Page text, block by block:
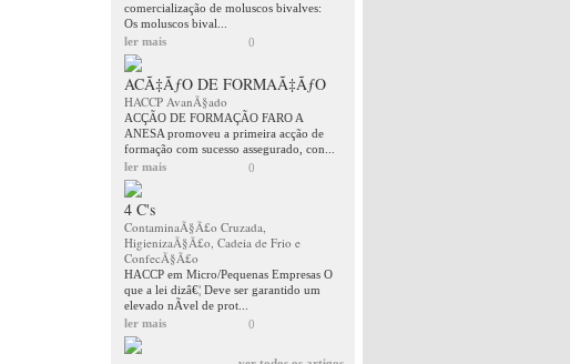
comercialização de moluscos bivalves:
Os moluscos bival...
ler mais
0
ACÃ‡ÃƒO DE FORMAÃ‡ÃƒO
HACCP AvanÃ§ado
ACÇÃO DE FORMAÇÃO FARO A
ANESA promoveu a primeira acção de
formação com sucesso assegurado, con...
ler mais
0
4 C's
ContaminaÃ§Ã£o Cruzada,
HigienizaÃ§Ã£o, Cadeia de Frio e
ConfecÃ§Ã£o
HACCP em Micro/Pequenas Empresas O
que a lei dizâ€¦ Deve ser garantido um
elevado nÃ­vel de prot...
ler mais
0